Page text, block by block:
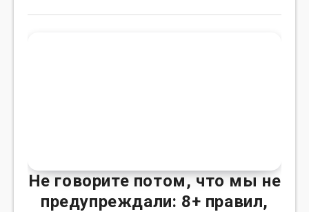
Не говорите потом, что мы не
предупреждали: 8+ правил,